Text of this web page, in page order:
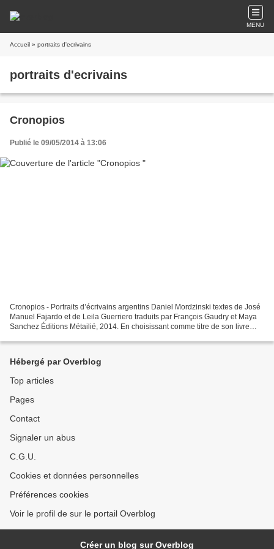
MENU
Accueil » portraits d'ecrivains
portraits d'ecrivains
Cronopios
Publié le 09/05/2014 à 13:06
Cronopios - Portraits d’écrivains argentins Daniel Mordzinski textes de José
Manuel Fajardo et de Leila Guerriero traduits par François Gaudry et Maya
Sanchez Éditions Métailié, 2014. En choisissant comme titre de son livre
Hébergé par Overblog
Top articles
Pages
Contact
Signaler un abus
C.G.U.
Cookies et données personnelles
Préférences cookies
Voir le profil de sur le portail Overblog
Créer un blog sur Overblog